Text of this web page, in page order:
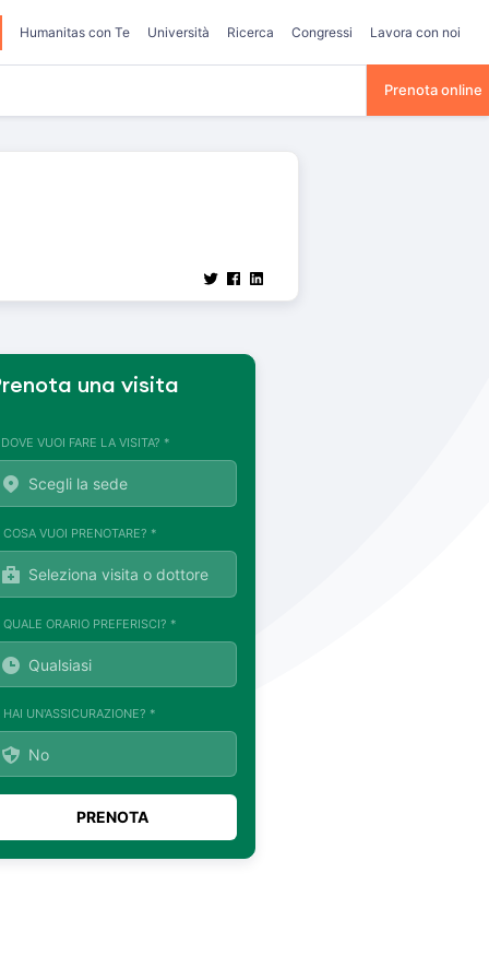
Humanitas con Te Università Ricerca Congressi Lavora con noi
Prenota online
una visita
VUOI FARE LA VISITA? *
COSA VUOI PRENOTARE? *
QUALE ORARIO PREFERISCI? *
UN'ASSICURAZIONE? *